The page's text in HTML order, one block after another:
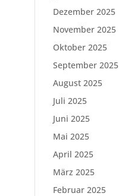
Dezember 2025
November 2025
Oktober 2025
September 2025
August 2025
Juli 2025
Juni 2025
Mai 2025
April 2025
März 2025
Februar 2025